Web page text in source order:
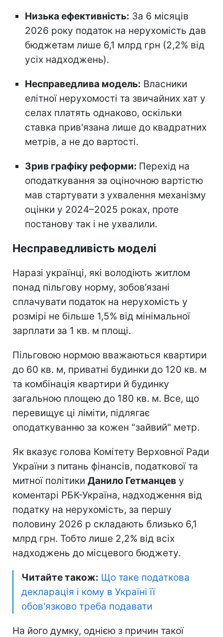
Низька ефективність: За 6 місяців
2026 року податок на нерухомість дав
бюджетам лише 6,1 млрд грн (2,2% від
усіх надходжень).
Несправедлива модель: Власники
елітної нерухомості та звичайних хат у
селах платять однаково, оскільки
ставка прив'язана лише до квадратних
метрів, а не до вартості.
Зрив графіку реформи: Перехід на
оподаткування за оціночною вартістю
мав стартувати з ухвалення механізму
оцінки у 2024–2025 роках, проте
постанову так і не ухвалили.
Несправедливість моделі
Наразі українці, які володіють житлом
понад пільгову норму, зобов’язані
сплачувати податок на нерухомість у
розмірі не більше 1,5% від мінімальної
зарплати за 1 кв. м площі.
Пільговою нормою вважаються квартири
до 60 кв. м, приватні будинки до 120 кв. м
та комбінація квартири й будинку
загальною площею до 180 кв. м. Все, що
перевищує ці ліміти, підлягає
оподаткуванню за кожен "зайвий" метр.
Як вказує голова Комітету Верховної Ради
України з питань фінансів, податкової та
митної політики Данило Гетманцев у
коментарі РБК-Україна, надходження від
податку на нерухомість, за першу
половину 2026 р складають близько 6,1
млрд грн. Тобто лише 2,2% від всіх
надходжень до місцевого бюджету.
Читайте також: Що таке податкова
декларація і кому в Україні її
обов'язково треба подавати
На його думку, однією з причин такої